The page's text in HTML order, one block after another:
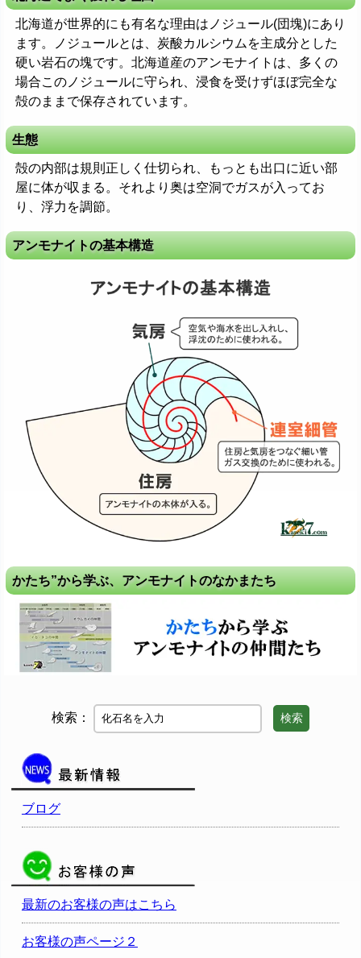
北海道が世界的にも有名な理由はノジュール(団塊)にあり
ます。ノジュールとは、炭酸カルシウムを主成分とした
硬い岩石の塊です。北海道産のアンモナイトは、多くの
場合このノジュールに守られ、浸食を受けずほぼ完全な
殻のままで保存されています。
生態
殻の内部は規則正しく仕切られ、もっとも出口に近い部
屋に体が収まる。それより奥は空洞でガスが入ってお
り、浮力を調節。
アンモナイトの基本構造
かたち”から学ぶ、アンモナイトのなかまたち
検索： 検索
ブログ
最新のお客様の声はこちら
お客様の声ページ２